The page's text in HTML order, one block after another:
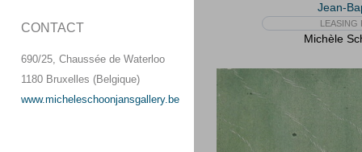
CONTACT
690/25, Chaussée de Waterloo
1180 Bruxelles (Belgique)
www.micheleschoonjansgallery.be
Jean-
LEASING
Michèle